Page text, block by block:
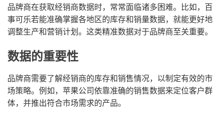
品牌商在获取经销商数据时，常常面临诸多困难。比如，百
事可乐若能准确掌握各地区的库存和销量数据，就能更好地
调整生产和营销计划。这类精准数据对于品牌商至关重要。
数据的重要性
品牌商需要了解经销商的库存和销售情况，以制定有效的市
场策略。例如，苹果公司依靠准确的销售数据来定位客户群
体，并推出符合市场需求的产品。